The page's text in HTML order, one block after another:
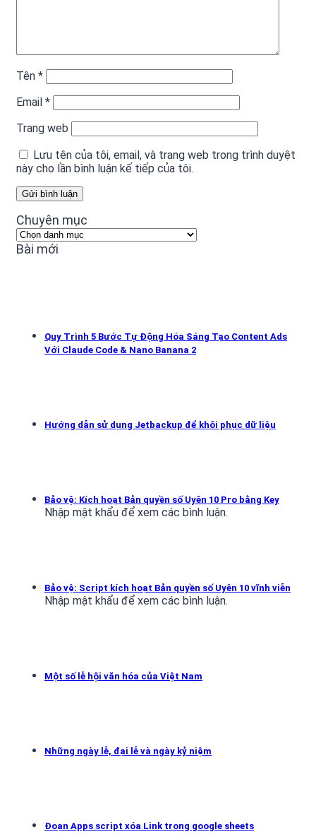
Tên *
Email *
Trang web
Lưu tên của tôi, email, và trang web trong trình duyệt
này cho lần bình luận kế tiếp của tôi.
Chuyên mục
Chuyên
mục
Bài mới
Quy Trình 5 Bước Tự Động Hóa Sáng Tạo Content Ads
Với Claude Code & Nano Banana 2
Hướng dẫn sử dụng Jetbackup để khôi phục dữ liệu
Bảo vệ: Kích hoạt Bản quyền số Uyên 10 Pro bằng Key
Nhập mật khẩu để xem các bình luận.
Bảo vệ: Script kích hoạt Bản quyền số Uyên 10 vĩnh viễn
Nhập mật khẩu để xem các bình luận.
Một số lễ hội văn hóa của Việt Nam
Những ngày lễ, đại lễ và ngày kỷ niệm
Đoạn Apps script xóa Link trong google sheets